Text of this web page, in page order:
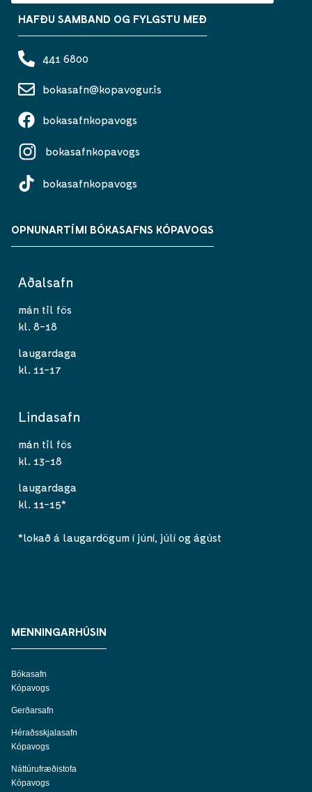
HAFÐU SAMBAND OG FYLGSTU MEÐ
441 6800
bokasafn@kopavogur.is
bokasafnkopavogs
bokasafnkopavogs
bokasafnkopavogs
OPNUNARTÍMI BÓKASAFNS KÓPAVOGS
Aðalsafn
mán til fös
kl. 8-18
laugardaga
kl. 11-17
Lindasafn
mán til fös
kl. 13-18
laugardaga
kl. 11-15*
*lokað á laugardögum í júní, júlí og ágúst
MENNINGARHÚSIN
Bókasafn
Kópavogs
Gerðarsafn
Héraðsskjalasafn
Kópavogs
Náttúrufræðistofa
Kópavogs